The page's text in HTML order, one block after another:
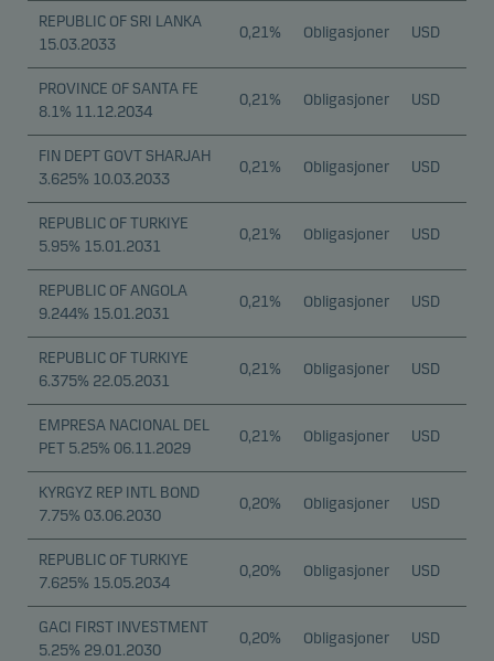
REPUBLIC OF SRI LANKA
15.03.2033
0,21% Obligasjoner USD
PROVINCE OF SANTA FE
8.1% 11.12.2034
0,21% Obligasjoner USD
FIN DEPT GOVT SHARJAH
3.625% 10.03.2033
0,21% Obligasjoner USD
REPUBLIC OF TURKIYE
5.95% 15.01.2031
0,21% Obligasjoner USD
REPUBLIC OF ANGOLA
9.244% 15.01.2031
0,21% Obligasjoner USD
REPUBLIC OF TURKIYE
6.375% 22.05.2031
0,21% Obligasjoner USD
EMPRESA NACIONAL DEL
PET 5.25% 06.11.2029
0,21% Obligasjoner USD
KYRGYZ REP INTL BOND
7.75% 03.06.2030
0,20% Obligasjoner USD
REPUBLIC OF TURKIYE
7.625% 15.05.2034
0,20% Obligasjoner USD
GACI FIRST INVESTMENT
5.25% 29.01.2030
0,20% Obligasjoner USD